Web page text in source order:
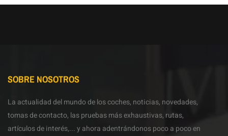
SOBRE NOSOTROS
La actualidad del mundo de los coches, noticias, novedades,
tomas de contacto, las pruebas más exhaustivas, rutas,
artículos de interés,... y ahora adentrándonos poco a poco en